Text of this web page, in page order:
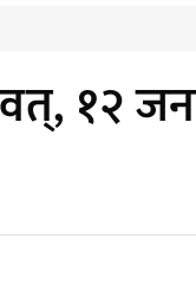
१२ जना